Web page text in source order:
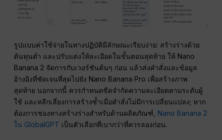
รูปแบบค่าใช้จ่ายในทางปฏิบัติมีลักษณะเรียบง่าย: สร้างร่างด้วย
ต้นทุนต่ำ และปรับแต่งให้ละเอียดในขั้นตอนสุดท้าย ให้ Nano
Banana 2 จัดการกับเวอร์ชันต้นๆ ก่อน แล้วส่งคำสั่งและข้อมูล
อ้างอิงที่ชัดเจนที่สุดไปยัง Nano Banana Pro เพื่อสร้างภาพ
สุดท้าย นอกจากนี้ ควรกำหนดขีดจำกัดความละเอียดตามระดับผู้
ใช้ และหลีกเลี่ยงการสร้างซ้ำเมื่อคำสั่งไม่มีการเปลี่ยนแปลง; หาก
ต้องการช่องทางสร้างร่างสำหรับด้านผลิตภัณฑ์, Nano Banana 2
ใน GlobalGPT เป็นตัวเลือกที่เบากว่าที่ควรลองก่อน.